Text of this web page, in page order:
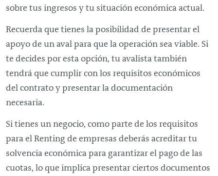
sobre tus ingresos y tu situación económica actual.
Recuerda que tienes la posibilidad de presentar el
apoyo de un aval para que la operación sea viable. Si
te decides por esta opción, tu avalista también
tendrá que cumplir con los requisitos económicos
del contrato y presentar la documentación
necesaria.
Si tienes un negocio, como parte de los requisitos
para elRenting de empresas deberás acreditar tu
solvencia económica para garantizar el pago de las
cuotas, lo que implica presentar ciertos documentos